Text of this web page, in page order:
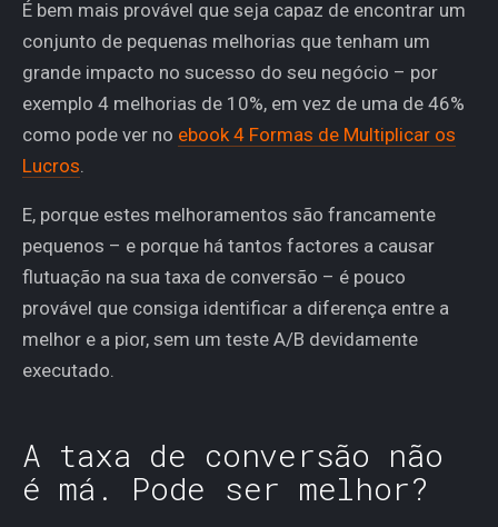
É bem mais provável que seja capaz de encontrar um
conjunto de pequenas melhorias que tenham um
grande impacto no sucesso do seu negócio – por
exemplo 4 melhorias de 10%, em vez de uma de 46%
como pode ver no ebook 4 Formas de Multiplicar os
Lucros.
E, porque estes melhoramentos são francamente
pequenos – e porque há tantos factores a causar
flutuação na sua taxa de conversão – é pouco
provável que consiga identificar a diferença entre a
melhor e a pior, sem um teste A/B devidamente
executado.
A taxa de conversão não
é má. Pode ser melhor?